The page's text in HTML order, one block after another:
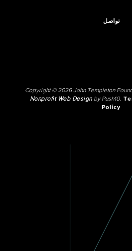
تواصل
Copyright © 2026 John Templeton
Nonprofit Web Designby Push10.
Policy